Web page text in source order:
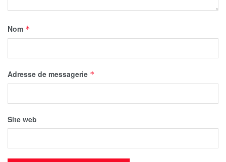
Nom *
Adresse de messagerie *
Site web